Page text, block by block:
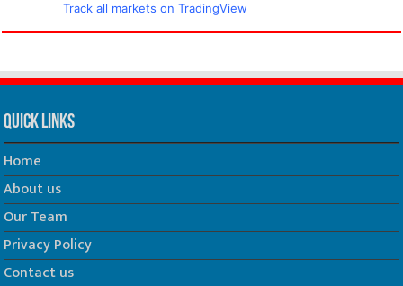
Track all markets on TradingView
Quick Links
Home
About us
Our Team
Privacy Policy
Contact us